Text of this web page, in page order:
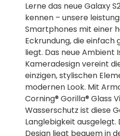
Lerne das neue Galaxy
kennen – unsere
Smartphones mit einer
Eckrundung, die einfach
liegt. Das neue Ambient
Kameradesign vereint
einzigen, stylischen
modernen Look. Mit
Corning® Gorilla® Glass
Wasserschutz ist diese
Langlebigkeit ausgelegt.
Design liegt bequem in